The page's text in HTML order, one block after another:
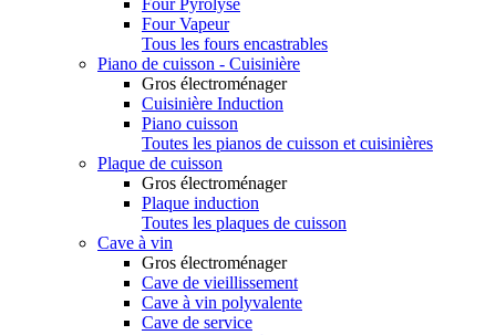
Four Pyrolyse
Four Vapeur
Tous les fours encastrables
Piano de cuisson - Cuisinière
Gros électroménager
Cuisinière Induction
Piano cuisson
Toutes les pianos de cuisson et cuisinières
Plaque de cuisson
Gros électroménager
Plaque induction
Toutes les plaques de cuisson
Cave à vin
Gros électroménager
Cave de vieillissement
Cave à vin polyvalente
Cave de service